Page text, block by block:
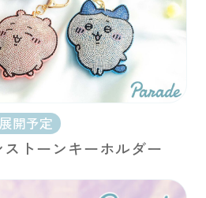
開予定
トーンキーホルダー